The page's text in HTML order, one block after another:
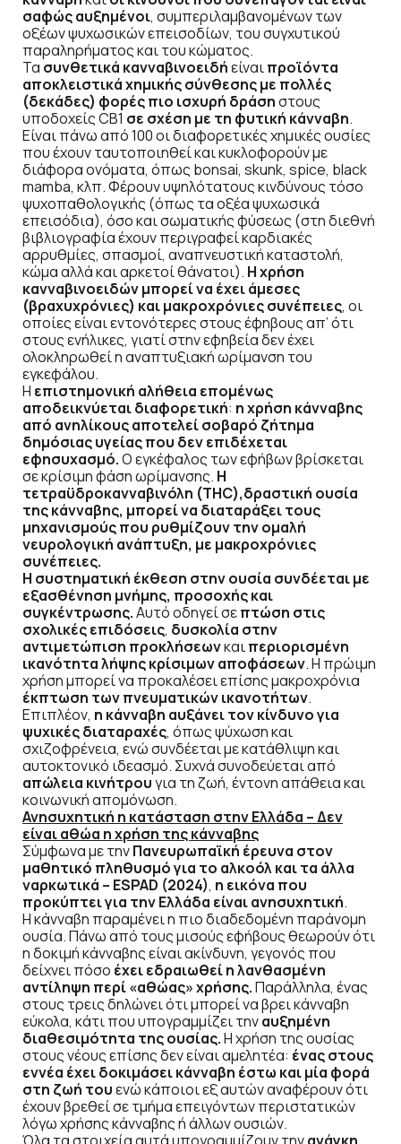
σαφώς αυξημένοι, συμπεριλαμβανομένων των
οξέων ψυχωσικών επεισοδίων, του συγχυτικού
παραληρήματος και του κώματος.
Τα συνθετικά κανναβινοειδήείναιπροϊόντα
αποκλειστικά χημικής σύνθεσης με πολλές
(δεκάδες) φορές πιο ισχυρή δράσηστους
υποδοχείς CB1 σε σχέση με τη φυτική κάνναβη.
Είναι πάνω από 100 οι διαφορετικές χημικές ουσίες
που έχουν ταυτοποιηθεί και κυκλοφορούν με
διάφορα ονόματα, όπως bonsai, skunk, spice, black
mamba, κλπ. Φέρουν υψηλότατoυς κινδύνους τόσο
ψυχοπαθολογικής (όπως τα οξέα ψυχωσικά
επεισόδια), όσο και σωματικής φύσεως (στη διεθνή
βιβλιογραφία έχουν περιγραφεί καρδιακές
αρρυθμίες, σπασμοί, αναπνευστική καταστολή,
κώμα αλλά και αρκετοί θάνατοι). Η χρήση
κανναβινοειδών μπορεί να έχει άμεσες
(βραχυχρόνιες) και μακροχρόνιες συνέπειες, οι
οποίες είναι εντονότερες στους έφηβους απ’ ότι
στους ενήλικες, γιατί στην εφηβεία δεν έχει
ολοκληρωθεί η αναπτυξιακή ωρίμανση του
εγκεφάλου.
H επιστημονική αλήθεια επομένως
αποδεικνύεται διαφορετική: η χρήση κάνναβης
από ανηλίκους αποτελεί σοβαρό ζήτημα
δημόσιας υγείας που δεν επιδέχεται
εφησυχασμό.Ο εγκέφαλος των εφήβων βρίσκεται
σε κρίσιμη φάση ωρίμανσης. Η
τετραϋδροκανναβινόλη (THC),δραστική ουσία
της κάνναβης, μπορεί να διαταράξει τους
μηχανισμούς που ρυθμίζουν την ομαλή
νευρολογική ανάπτυξη, με μακροχρόνιες
συνέπειες.
Η συστηματική έκθεση στην ουσία συνδέεται με
εξασθένηση μνήμης, προσοχής και
συγκέντρωσης.Αυτό οδηγεί σεπτώση στις
σχολικές επιδόσεις, δυσκολία στην
αντιμετώπιση προκλήσεωνκαιπεριορισμένη
ικανότητα λήψης κρίσιμων αποφάσεων. Η πρώιμη
χρήση μπορεί να προκαλέσει επίσης μακροχρόνια
έκπτωση των πνευματικών ικανοτήτων.
Επιπλέον, η κάνναβη αυξάνει τον κίνδυνο για
ψυχικές διαταραχές, όπως ψύχωση και
σχιζοφρένεια, ενώ συνδέεται με κατάθλιψη και
αυτοκτονικό ιδεασμό. Συχνά συνοδεύεται από
απώλεια κινήτρουγια τη ζωή, έντονη απάθεια και
κοινωνική απομόνωση.
Ανησυχητική η κατάσταση στην Ελλάδα – Δεν
είναι αθώα η χρήση της κάνναβης
Σύμφωνα με τηνΠανευρωπαϊκή έρευνα στον
μαθητικό πληθυσμό για το αλκοόλ και τα άλλα
ναρκωτικά – ESPAD (2024), η εικόνα που
προκύπτει για την Ελλάδα είναι ανησυχητική.
Η κάνναβη παραμένει η πιο διαδεδομένη παράνομη
ουσία. Πάνω από τους μισούς εφήβους θεωρούν ότι
η δοκιμή κάνναβης είναι ακίνδυνη, γεγονός που
δείχνει πόσο έχει εδραιωθεί η λανθασμένη
αντίληψη περί «αθώας» χρήσης.Παράλληλα, ένας
στους τρεις δηλώνει ότι μπορεί να βρει κάνναβη
εύκολα, κάτι που υπογραμμίζει τηναυξημένη
διαθεσιμότητα της ουσίας.Η χρήση της ουσίας
στους νέους επίσης δεν είναι αμελητέα: ένας στους
εννέα έχει δοκιμάσει κάνναβη έστω και μία φορά
στη ζωή τουενώ κάποιοι εξ αυτών αναφέρουν ότι
έχουν βρεθεί σε τμήμα επειγόντων περιστατικών
λόγω χρήσης κάνναβης ή άλλων ουσιών.